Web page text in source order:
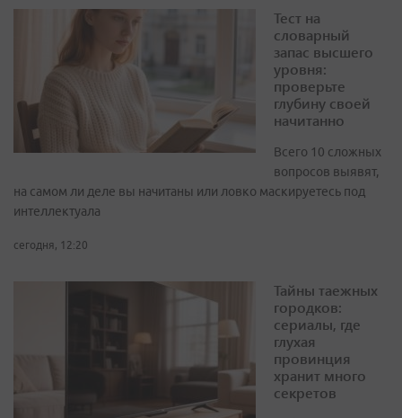
Тест на
словарный
запас высшего
уровня:
проверьте
глубину своей
начитанно
Всего 10 сложных
вопросов выявят,
на самом ли деле вы начитаны или ловко маскируетесь под
интеллектуала
сегодня, 12:20
Тайны таежных
городков:
сериалы, где
глухая
провинция
хранит много
секретов